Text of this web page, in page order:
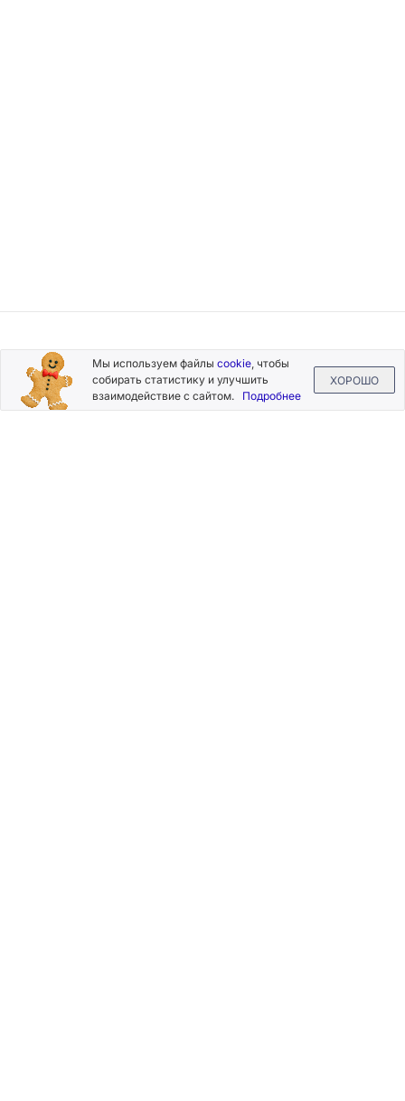
Подписывайтесь
на новости и акции
Мы используем файлы cookie, чтобы
собирать статистику и улучшить
взаимодействие с сайтом. Подробнее
ХОРОШО